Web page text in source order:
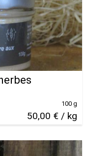
50,00 € / kg
100 g